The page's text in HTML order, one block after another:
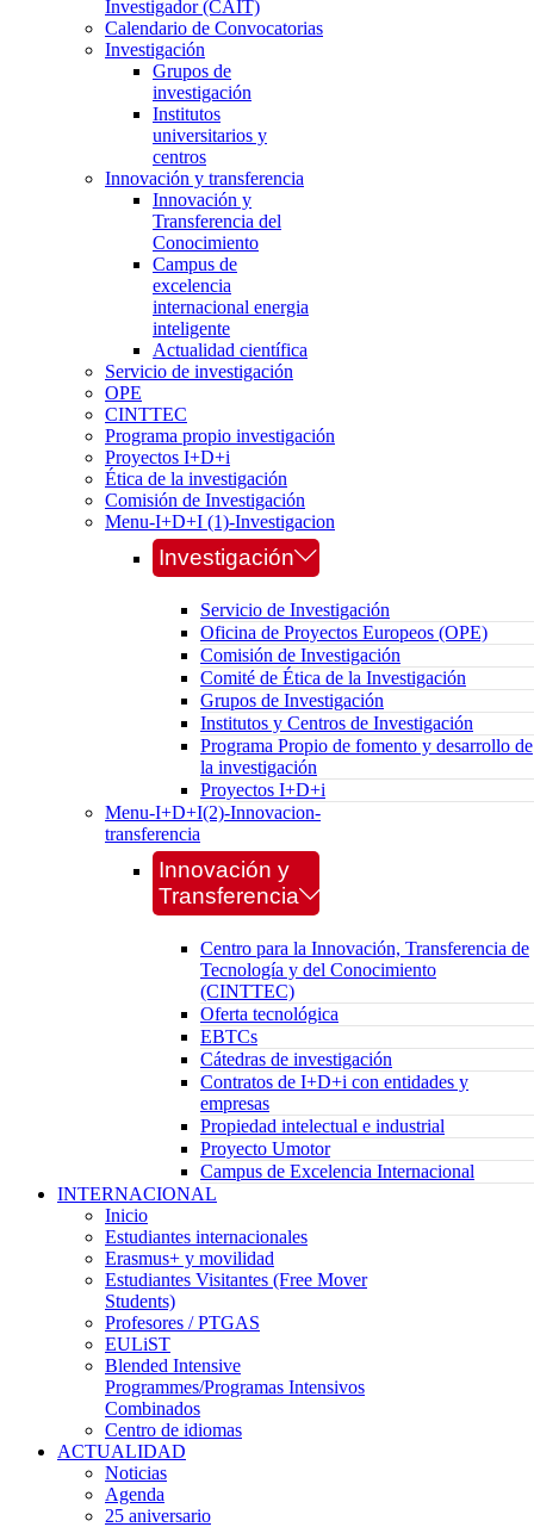
Investigador (CAIT)
Calendario de Convocatorias
Investigación
Grupos de
investigación
Institutos
universitarios y
centros
Innovación y transferencia
Innovación y
Transferencia del
Conocimiento
Campus de
excelencia
internacional energia
inteligente
Actualidad científica
Servicio de investigación
OPE
CINTTEC
Programa propio investigación
Proyectos I+D+i
Ética de la investigación
Comisión de Investigación
Menu-I+D+I (1)-Investigacion
Investigación
Servicio de Investigación
Oficina de Proyectos Europeos (OPE)
Comisión de Investigación
Comité de Ética de la Investigación
Grupos de Investigación
Institutos y Centros de Investigación
Programa Propio de fomento y desarrollo de
la investigación
Proyectos I+D+i
Menu-I+D+I(2)-Innovacion-
transferencia
Innovación y
Transferencia
Centro para la Innovación, Transferencia de
Tecnología y del Conocimiento
(CINTTEC)
Oferta tecnológica
EBTCs
Cátedras de investigación
Contratos de I+D+i con entidades y
empresas
Propiedad intelectual e industrial
Proyecto Umotor
Campus de Excelencia Internacional
INTERNACIONAL
Inicio
Estudiantes internacionales
Erasmus+ y movilidad
Estudiantes Visitantes (Free Mover
Students)
Profesores / PTGAS
EULiST
Blended Intensive
Programmes/Programas Intensivos
Combinados
Centro de idiomas
ACTUALIDAD
Noticias
Agenda
25 aniversario